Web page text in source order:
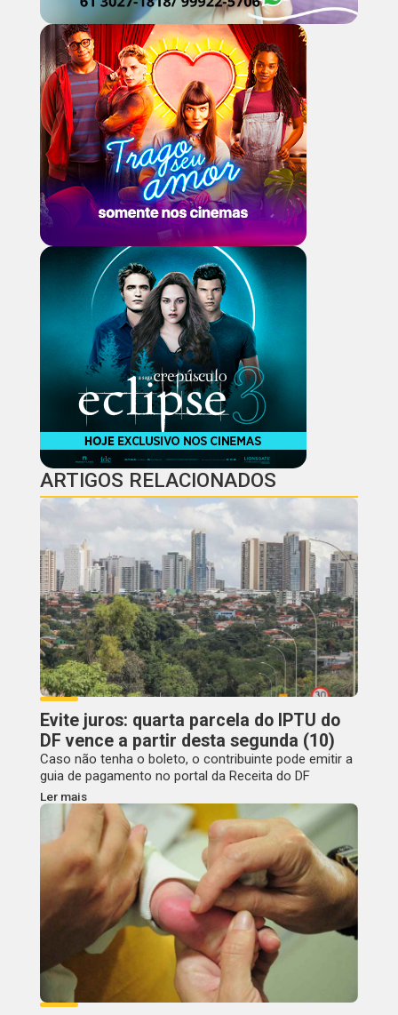
ARTIGOS RELACIONADOS
Evite juros: quarta parcela do IPTU do
DF vence a partir desta segunda (10)
Caso não tenha o boleto, o contribuinte pode emitir a
guia de pagamento no portal da Receita do DF
Ler mais